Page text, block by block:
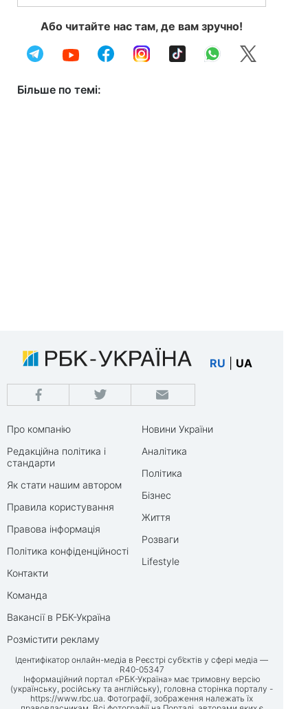
Або читайте нас там, де вам зручно!
Більше по темі:
RU UA
Про компанію
Редакційна політика і
стандарти
Як стати нашим автором
Правила користування
Правова інформація
Політика конфіденційності
Контакти
Команда
Вакансії в РБК-Україна
Розмістити рекламу
Новини України
Аналітика
Політика
Бізнес
Життя
Розваги
Lifestyle
Ідентифікатор онлайн-медіа в Реєстрі суб’єктів у сфері медіа —
R40-05347
Інформаційний портал «РБК-Україна» має тримовну версію
(українську, російську та англійську), головна сторінка порталу -
https://www.rbc.ua. Фотографії, зображення належать їх